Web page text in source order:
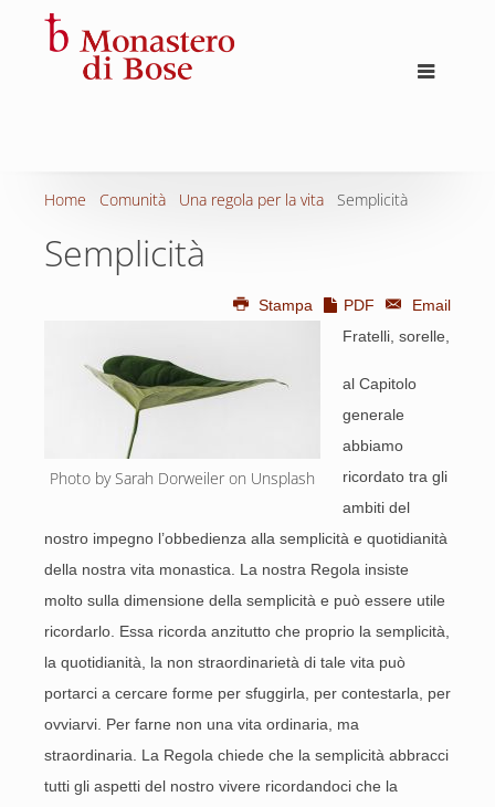
Home Comunità Una regola per la vita Semplicità
Semplicità
Stampa PDF Email
Photo by Sarah Dorweiler on Unsplash
Fratelli, sorelle,
al Capitolo
generale
abbiamo
ricordato tra gli
ambiti del
nostro impegno l’obbedienza alla semplicità e quotidianità
della nostra vita monastica. La nostra Regola insiste
molto sulla dimensione della semplicità e può essere utile
ricordarlo. Essa ricorda anzitutto che proprio la semplicità,
la quotidianità, la non straordinarietà di tale vita può
portarci a cercare forme per sfuggirla, per contestarla, per
ovviarvi. Per farne non una vita ordinaria, ma
straordinaria. La Regola chiede che la semplicità abbracci
tutti gli aspetti del nostro vivere ricordandoci che la